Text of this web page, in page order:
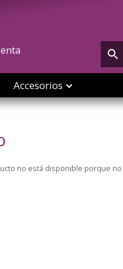
Accesorios
no está disponible porque